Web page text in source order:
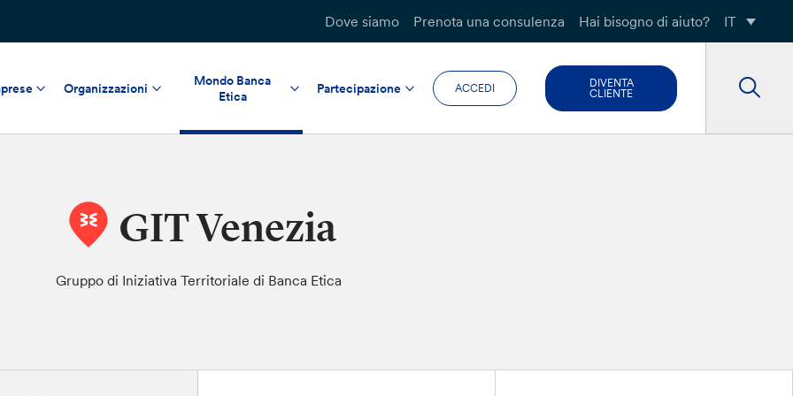
Dove siamo Prenota una consulenza Hai bisogno di aiuto? IT
Organizzazioni
Mondo Banca
Etica
Partecipazione ACCEDI
DIVENTA
CLIENTE
GIT Venezia
Gruppo di Iniziativa Territoriale di Banca Etica